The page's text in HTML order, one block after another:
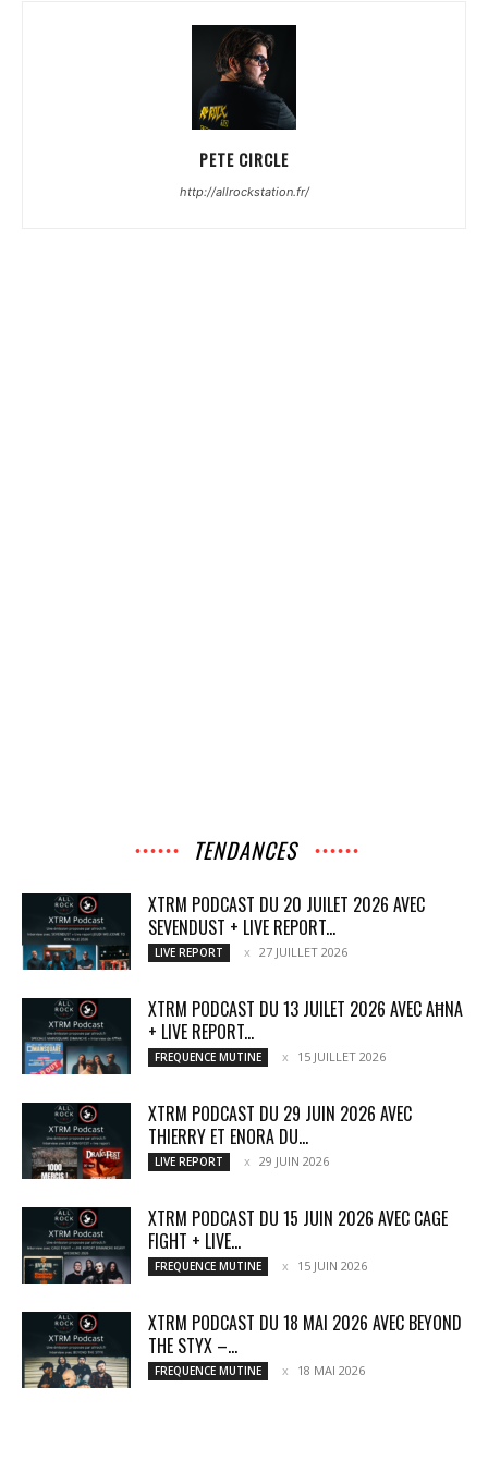
PETE CIRCLE
http://allrockstation.fr/
TENDANCES
XTRM PODCAST DU 20 JUILET 2026 AVEC
SEVENDUST + LIVE REPORT...
LIVE REPORT 27 JUILLET 2026
XTRM PODCAST DU 13 JUILET 2026 AVEC AĦNA
+ LIVE REPORT...
FREQUENCE MUTINE 15 JUILLET 2026
XTRM PODCAST DU 29 JUIN 2026 AVEC
THIERRY ET ENORA DU...
LIVE REPORT 29 JUIN 2026
XTRM PODCAST DU 15 JUIN 2026 AVEC CAGE
FIGHT + LIVE...
FREQUENCE MUTINE 15 JUIN 2026
XTRM PODCAST DU 18 MAI 2026 AVEC BEYOND
THE STYX –...
FREQUENCE MUTINE 18 MAI 2026